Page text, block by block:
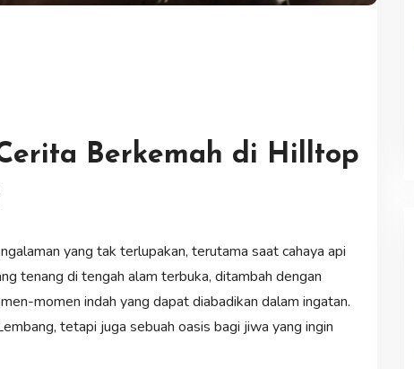
Berkemah di Hilltop
yang tak terlupakan, terutama saat cahaya api
tenang di tengah alam terbuka, ditambah dengan
momen indah yang dapat diabadikan dalam ingatan.
tetapi juga sebuah oasis bagi jiwa yang ingin